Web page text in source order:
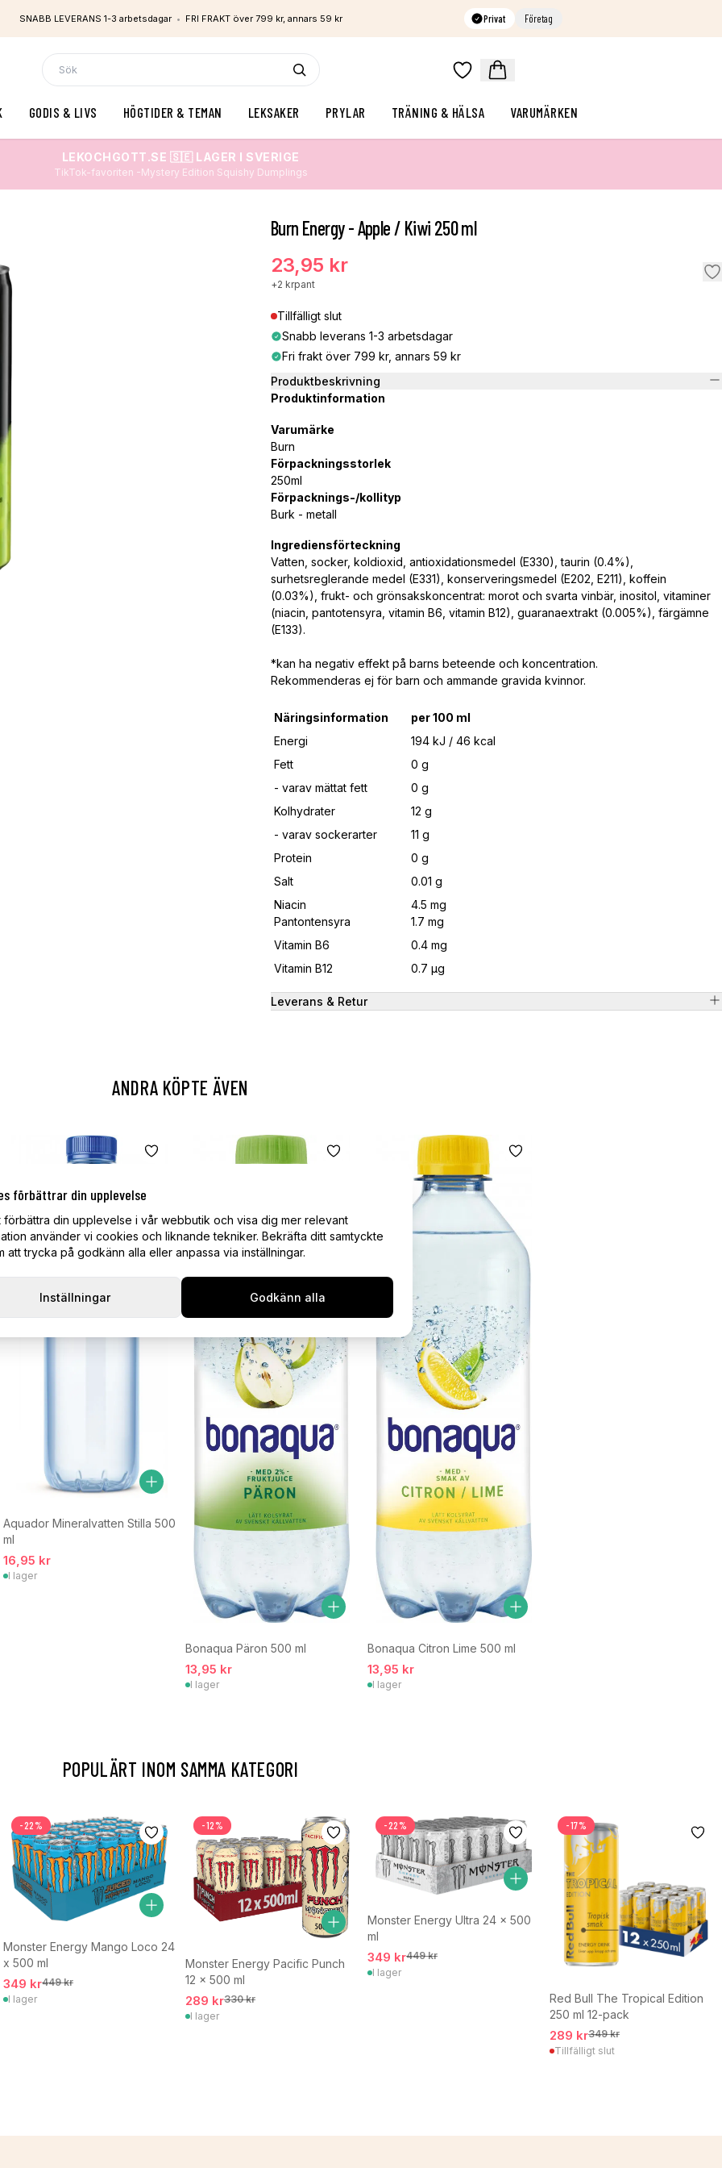
förbättrar din upplevelse
förbättra din upplevelse i vår webbutik och visa dig mer relevant
använder vi cookies och liknande tekniker. Bekräfta ditt samtyckte
att trycka på godkänn alla eller anpassa via inställningar.
Inställningar Godkänn alla
SNABB LEVERANS 1-3 arbetsdagar • FRI FRAKT över 799 kr, annars 59 kr Privat Företag
GODIS & LIVS HÖGTIDER & TEMAN LEKSAKER PRYLAR TRÄNING & HÄLSA VARUMÄRKEN
LEKOCHGOTT.SE 🇸🇪 LAGER I SVERIGE
TikTok-favoriten -Mystery Edition Squishy Dumplings
Burn Energy - Apple / Kiwi 250 ml
23,95 kr
+2 krpant
Tillfälligt slut
Snabb leverans 1-3 arbetsdagar
Fri frakt över 799 kr, annars 59 kr
Produktbeskrivning
Produktinformation
Varumärke
Burn
Förpackningsstorlek
250ml
Förpacknings-/kollityp
Burk - metall
Ingrediensförteckning
Vatten, socker, koldioxid, antioxidationsmedel (E330), taurin (0.4%),
surhetsreglerande medel (E331), konserveringsmedel (E202, E211), koffein
(0.03%), frukt- och grönsakskoncentrat: morot och svarta vinbär, inositol, vitaminer
(niacin, pantotensyra, vitamin B6, vitamin B12), guaranaextrakt (0.005%), färgämne
(E133).
*kan ha negativ effekt på barns beteende och koncentration.
Rekommenderas ej för barn och ammande gravida kvinnor.
Näringsinformation
per 100 ml
Energi
194 kJ / 46 kcal
Fett
0 g
- varav mättat fett
0 g
Kolhydrater
12 g
- varav sockerarter
11 g
Protein
0 g
Salt
0.01 g
Niacin
Pantontensyra
4.5 mg
1.7 mg
Vitamin B6
0.4 mg
Vitamin B12
0.7 μg
Leverans & Retur
ANDRA KÖPTE ÄVEN
Aquador Mineralvatten Stilla 500
ml
16,95 kr
I lager
Bonaqua Päron 500 ml
13,95 kr
I lager
Bonaqua Citron Lime 500 ml
13,95 kr
I lager
POPULÄRT INOM SAMMA KATEGORI
-22%
Monster Energy Mango Loco 24
x 500 ml
349 kr449 kr
I lager
-12%
Monster Energy Pacific Punch
12 x 500 ml
289 kr330 kr
I lager
-22%
Monster Energy Ultra 24 x 500
ml
349 kr449 kr
I lager
-17%
Red Bull The Tropical Edition
250 ml 12-pack
289 kr349 kr
Tillfälligt slut